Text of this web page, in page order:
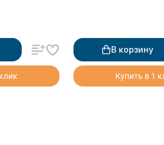
В корзину
Купить в 1